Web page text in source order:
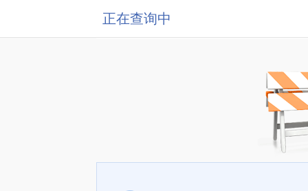
正在查询中